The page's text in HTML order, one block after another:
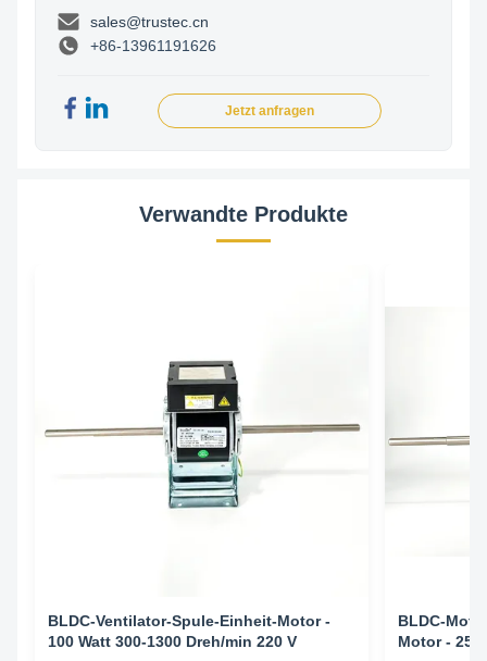
sales@trustec.cn
+86-13961191626
Jetzt anfragen
Verwandte Produkte
BLDC-Ventilator-Spule-Einheit-Motor -
100 Watt 300-1300 Dreh/min 220 V
BLDC-
Motor -